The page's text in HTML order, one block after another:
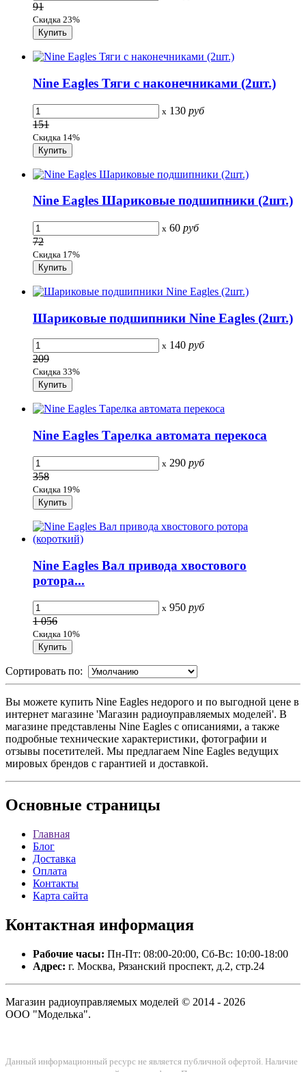
91
Скидка 23%
Nine Eagles Тяги с наконечниками (2шт.)
x 130 руб
151
Скидка 14%
Nine Eagles Шариковые подшипники (2шт.)
x 60 руб
72
Скидка 17%
Шариковые подшипники Nine Eagles (2шт.)
x 140 руб
209
Скидка 33%
Nine Eagles Тарелка автомата перекоса
x 290 руб
358
Скидка 19%
Nine Eagles Вал привода хвостового
ротора...
x 950 руб
1 056
Скидка 10%
Сортировать по:
Вы можете купить Nine Eagles недорого и по выгодной цене в
интернет магазине 'Магазин радиоуправляемых моделей'. В
магазине представлены Nine Eagles с описаниями, а также
подробные технические характеристики, фотографии и
отзывы посетителей. Мы предлагаем Nine Eagles ведущих
мировых брендов с гарантией и доставкой.
Основные страницы
Главная
Блог
Доставка
Оплата
Контакты
Карта сайта
Контактная информация
Рабочие часы: Пн-Пт: 08:00-20:00, Сб-Вс: 10:00-18:00
Адрес: г. Москва, Рязанский проспект, д.2, стр.24
Магазин радиоуправляемых моделей © 2014 - 2026
ООО "Моделька".
Данный информационный ресурс не является публичной офертой. Наличие